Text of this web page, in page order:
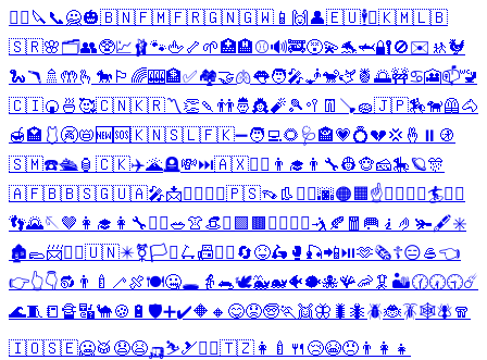
🦹‍♀️ 🔪 📞🙅🎃🇧🇳🇫🇲🇫🇷🇬🇳🇬🇼 📱 🙌 👤🇪🇺🕴️⛳🇰🇲🇱🇧
🇸🇷🌸🗂️👥🥸💹🩰🐾🖕🦴 🌱🏥🏨⚾🔊🚒😵‍💫🐬🦈🔐🚫✉️ 🚸🐓
🐍🪃 🚿 🤲🫰 🐎 🏳️‍🌈🎰🏦✅🏘️🤝🫁👅🧑‍🎤🧞🐒🫏 🍍 🌅🚧♋🎦📫🚾
🇨🇮🍘 🍜 🥰🇨🇳🇰🇷〽️👏🍡 👬🤴👸🧨🎾 🥍 👖 🪠🧽🇯🇵🏇🐕‍🦺🐴
🍯🏩 🩱🚱📛🆕 🆘🇰🇳🇸🇱🇫🇰➖🧑‍💻🌻 🩺🏤💗💍💔💢 🤞 ⏸️ 🚯
🇸🇲☎️🛳️🏮 🇨🇰✈️🌋🪦💸⏭️🇦🇽🤷‍♂️ 👨‍🎓 👨‍🔧👷🐵🧀🎠🪐🎊
🇦🇫🇧🇧🇸🇬🇺🇦🎤📩👯‍♀️ 🏊‍♂️🇵🇸👡 👢 👨‍⚕️🌆🟠 🟧 ☝️🦸‍♂️ 🦹‍♂️🏄🤷‍♀️
👣🌄🪡🤎 👩‍🎓 👩‍🔧 🏊‍♀️🥗👚👒⚖️ 🟩 🟫 🙆‍♀️ 👩‍⚕️🤺 🍂 🧧 🥅 🧎 🤌 🫚🖋️✳️
🏚️🥿📨👷‍♂️🇺🇳✴️⚧️🏳️‍⚧️ 🛴📠👷‍♀️ 🔄😝🛵 🥊 🎣📲⏯️🫶🗞️☦️😑🥌👈
👉👆👇🔂 👨‍🍼 🦯🍖🍽️🤐🕳️ 👵 🐀🕊️🐳🐋🐠🐡🐙🪸🦐 🦑 🏜️🕜🕢🕤☄️
🌊🧵 📒 🔏🔣🐪🍪 🔋 🛡️➕✔️🔶 🔸 😋😟🧓🏃 👯🦋 🐛 🐜🪲🐞🪳🕸️🪰🧣
🇮🇴🇸🇪🥶🥁 😧😫🛺⛷️🎿🏴‍☠️🇹🇿 👩‍🍼 🍴 😢😭😠 👨‍👩‍👧